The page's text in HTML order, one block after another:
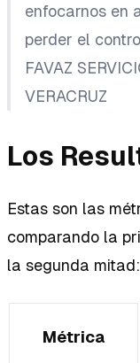
enfocarnos en
perder el
FAVAZ
VERACRUZ
Los
Estas son las
comparando la
la segunda mitad:
Métrica